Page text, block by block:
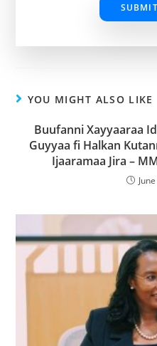
YOU MIGHT ALSO LIKE
Buufanni Xayyaaraa
Guyyaa fi Halkan
Ijaaramaa Jira –